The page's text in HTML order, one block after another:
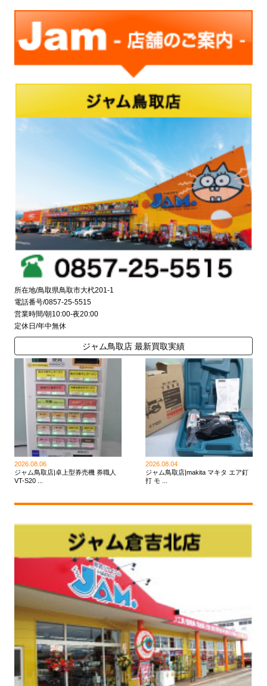
所在地/鳥取県鳥取市大杙201-1
電話番号/0857-25-5515
営業時間/朝10:00-夜20:00
定休日/年中無休
ジャム鳥取店 最新買取実績
2026.08.06
ジャム鳥取店|卓上型券売機 券職人
VT-S20 ...
2026.08.04
ジャム鳥取店|makita マキタ エア釘
打 モ ...